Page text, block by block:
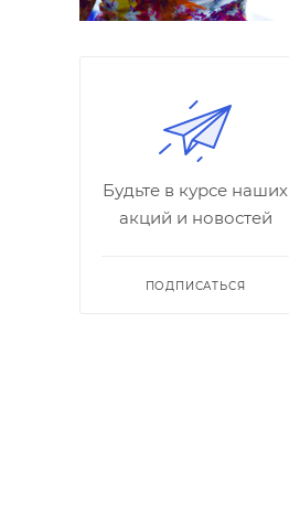
Будьте в курсе наших
акций и новостей
ПОДПИСАТЬСЯ